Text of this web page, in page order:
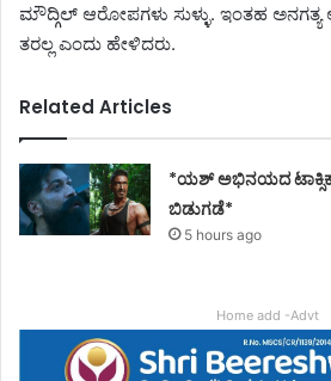
ಮೌದ್ಗಿಲ್ ಆರೋಪಗಳು ಸುಳ್ಳು. ಇಂತಹ
ತರಲ್ಲ ಎಂದು ಹೇಳಿದರು.
Related Articles
*ಯಶ್ ಅಭಿನಯದ
ಬಿಡುಗಡೆ*
5 hours ago
Home add -Advt